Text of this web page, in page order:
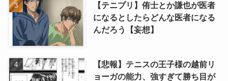
【テニプリ】侑士とか謙也が医者
になるとしたらどんな医者になる
んだろう【妄想】
【悲報】テニスの王子様の越前リ
ョーガの能力、強すぎて勝ち目が